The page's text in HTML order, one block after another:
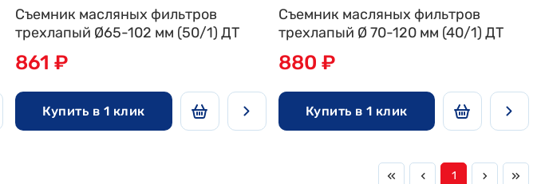
Съемник масляных фильтров
трехлапый Ø65-102 мм (50/1) ДТ
861 ₽
Купить в 1 клик
Съемник масляных фильтров
трехлапый Ø 70-120 мм (40/1) ДТ
880 ₽
Купить в 1 клик
1